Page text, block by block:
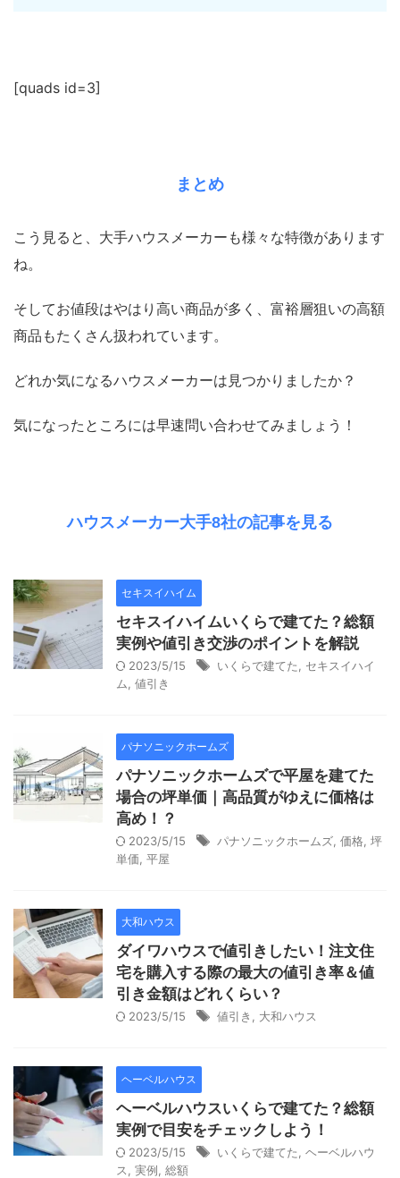
[quads id=3]
まとめ
こう見ると、大手ハウスメーカーも様々な特徴があります
ね。
そしてお値段はやはり高い商品が多く、富裕層狙いの高額
商品もたくさん扱われています。
どれか気になるハウスメーカーは見つかりましたか？
気になったところには早速問い合わせてみましょう！
ハウスメーカー大手8社の記事を見る
セキスイハイム
セキスイハイムいくらで建てた？総額
実例や値引き交渉のポイントを解説
2023/5/15 いくらで建てた
セキスイハイ
ム
値引き
パナソニックホームズ
パナソニックホームズで平屋を建てた
場合の坪単価｜高品質がゆえに価格は
高め！？
2023/5/15 パナソニックホームズ 価格 坪
単価 平屋
大和ハウス
ダイワハウスで値引きしたい！注文住
宅を購入する際の最大の値引き率＆値
引き金額はどれくらい？
2023/5/15 値引き 大和ハウス
ヘーベルハウス
ヘーベルハウスいくらで建てた？総額
実例で目安をチェックしよう！
2023/5/15 いくらで建てた
ヘーベルハウ
ス
実例 総額